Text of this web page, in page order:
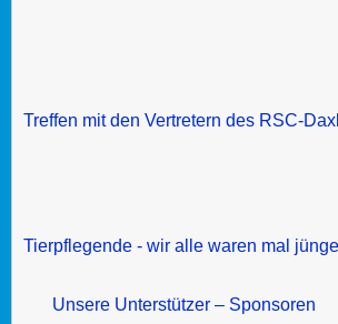
Treffen mit den Vertretern des RSC-
Tierpflegende - wir alle waren mal
Unsere Unterstützer – Sponsoren